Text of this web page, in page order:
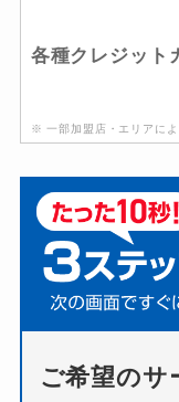
各種クレジット
※ 一部加盟店・エリアに
ご希望のサ